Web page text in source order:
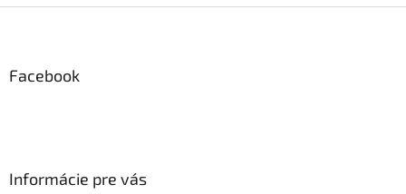
Facebook
Informácie pre vás